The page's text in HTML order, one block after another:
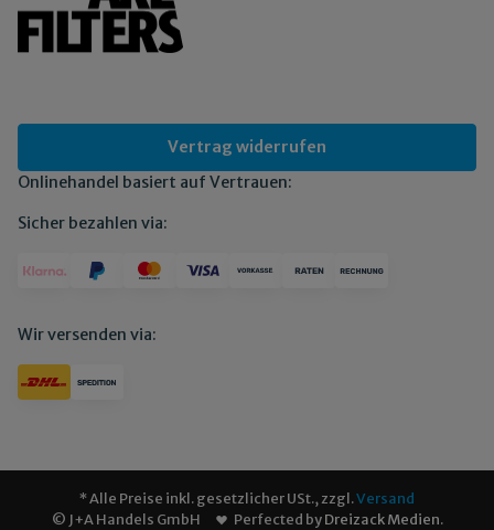
Vertrag widerrufen
Onlinehandel basiert auf Vertrauen:
Sicher bezahlen via:
Wir versenden via:
* Alle Preise inkl. gesetzlicher USt., zzgl.Versand
© J+A Handels GmbH
Perfected byDreizack Medien.